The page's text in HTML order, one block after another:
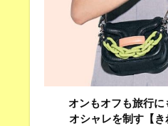
オンもオフも旅行
オシャレを制す【